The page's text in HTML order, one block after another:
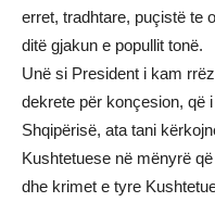
erret, tradhtare, puçistë te
ditë gjakun e popullit tonë.
Unë si President i kam
dekrete për konçesion, që
Shqipërisë, ata tani
Kushtetuese në mënyrë
dhe krimet e tyre